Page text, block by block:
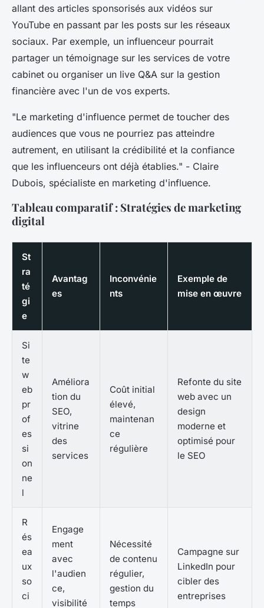
allant des articles sponsorisés aux vidéos sur
YouTube en passant par les posts sur les réseaux
sociaux. Par exemple, un influenceur pourrait
partager un témoignage sur les services de votre
cabinet ou organiser un live Q&A sur la gestion
financière avec l'un de vos experts.
"Le marketing d'influence permet de toucher des
audiences que vous ne pourriez pas atteindre
autrement, en utilisant la crédibilité et la confiance
que les influenceurs ont déjà établies." - Claire
Dubois, spécialiste en marketing d'influence.
Tableau comparatif : Stratégies de marketing
digital
St
ra
té
gi
e
Avantag
es
Inconvénie
nts
Exemple de
mise en œuvre
Si
te
w
eb
pr
of
es
si
on
ne
l
Améliora
tion du
SEO,
vitrine
des
services
Coût initial
élevé,
maintenan
ce
régulière
Refonte du site
web avec un
design
moderne et
optimisé pour
le SEO
R
és
ea
ux
so
ci
Engage
ment
avec
l'audien
ce,
visibilité
Nécessité
de contenu
régulier,
gestion du
temps
Campagne sur
LinkedIn pour
cibler des
entreprises